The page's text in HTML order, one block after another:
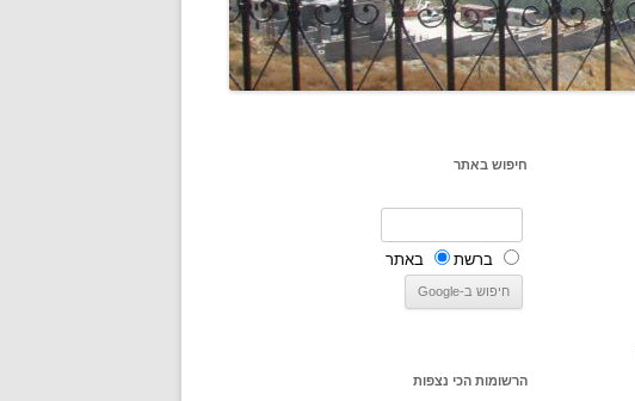
חיפוש באתר
ברשת באתר
הרשומות הכי נצפות